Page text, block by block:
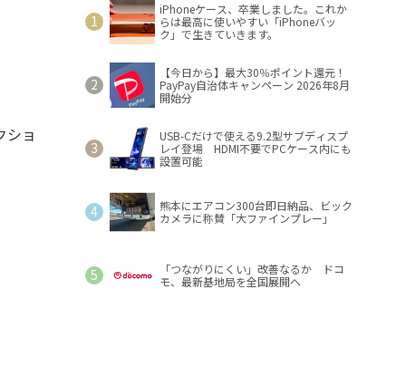
ショ
iPhoneケース、卒業しました。これか
らは最高に使いやすい「iPhoneバッ
ク」で生きていきます。
【今日から】最大30％ポイント還元！
PayPay自治体キャンペーン 2026年8月
開始分
USB-Cだけで使える9.2型サブディスプ
レイ登場 HDMI不要でPCケース内にも
設置可能
熊本にエアコン300台即日納品、ビック
カメラに称賛「大ファインプレー」
「つながりにくい」改善なるか ドコ
モ、最新基地局を全国展開へ